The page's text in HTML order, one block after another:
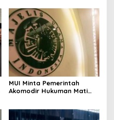
MUI Minta Pemerintah
Akomodir Hukuman Mati